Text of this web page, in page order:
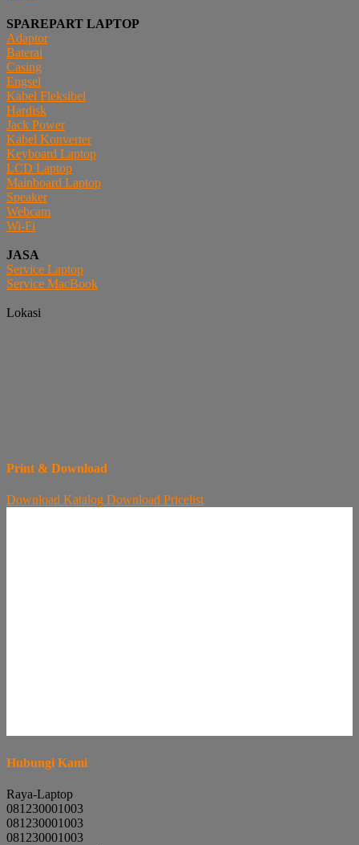
SPAREPART LAPTOP
Adaptor
Baterai
Casing
Engsel
Kabel Fleksibel
Hardisk
Jack Power
Kabel Konverter
Keyboard Laptop
LCD Laptop
Mainboard Laptop
Speaker
Webcam
Wi-Fi
JASA
Service Laptop
Service MacBook
Lokasi
Print & Download
Download Katalog Download Pricelist
Hubungi Kami
Raya-Laptop
081230001003
081230001003
081230001003